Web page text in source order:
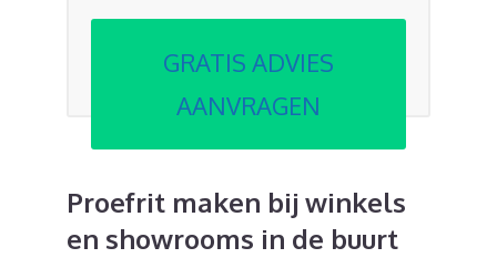
GRATIS ADVIES
AANVRAGEN
Proefrit maken bij winkels
en showrooms in de buurt